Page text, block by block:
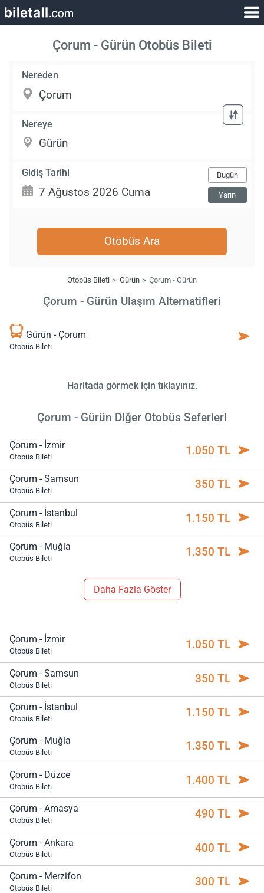
Çorum - Gürün Otobüs Bileti
Nereden
Nereye
Gidiş Tarihi Bugün
Yarın
Otobüs Ara
Otobüs Bileti Gürün Çorum - Gürün
Çorum - Gürün Ulaşım Alternatifleri
Gürün - Çorum
Otobüs Bileti
Haritada görmek için tıklayınız.
Çorum - Gürün Diğer Otobüs Seferleri
Çorum - İzmir
Otobüs Bileti 1.050 TL
Çorum - Samsun
Otobüs Bileti 350 TL
Çorum - İstanbul
Otobüs Bileti 1.150 TL
Çorum - Muğla
Otobüs Bileti 1.350 TL
Daha Fazla Göster
Çorum - İzmir
Otobüs Bileti 1.050 TL
Çorum - Samsun
Otobüs Bileti 350 TL
Çorum - İstanbul
Otobüs Bileti 1.150 TL
Çorum - Muğla
Otobüs Bileti 1.350 TL
Çorum - Düzce
Otobüs Bileti 1.400 TL
Çorum - Amasya
Otobüs Bileti 490 TL
Çorum - Ankara
Otobüs Bileti 400 TL
Çorum - Merzifon
Otobüs Bileti 300 TL